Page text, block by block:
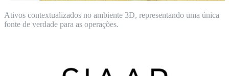
Ativos contextualizados no ambiente 3D, representando uma única
fonte de verdade para as operações.